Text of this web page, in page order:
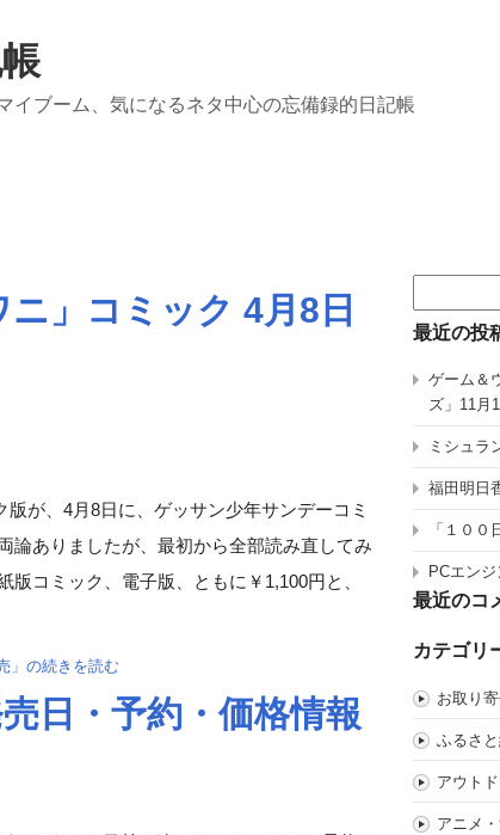
イブーム、気になるネタ中心の忘備録的日記帳
ニ」コミック 4月8日
が、4月8日に、ゲッサン少年サンデーコミ
論ありましたが、最初から全部読み直してみ
コミック、電子版、ともに￥1,100円と、
」の続きを読む
日・予約・価格情報
索:
最近の投
ゲーム＆
ズ」11月
ミシュラ
福田明日
「１０
PCエン
最近のコ
カテゴリ
お取り
ふるさ
アウト
アニメ